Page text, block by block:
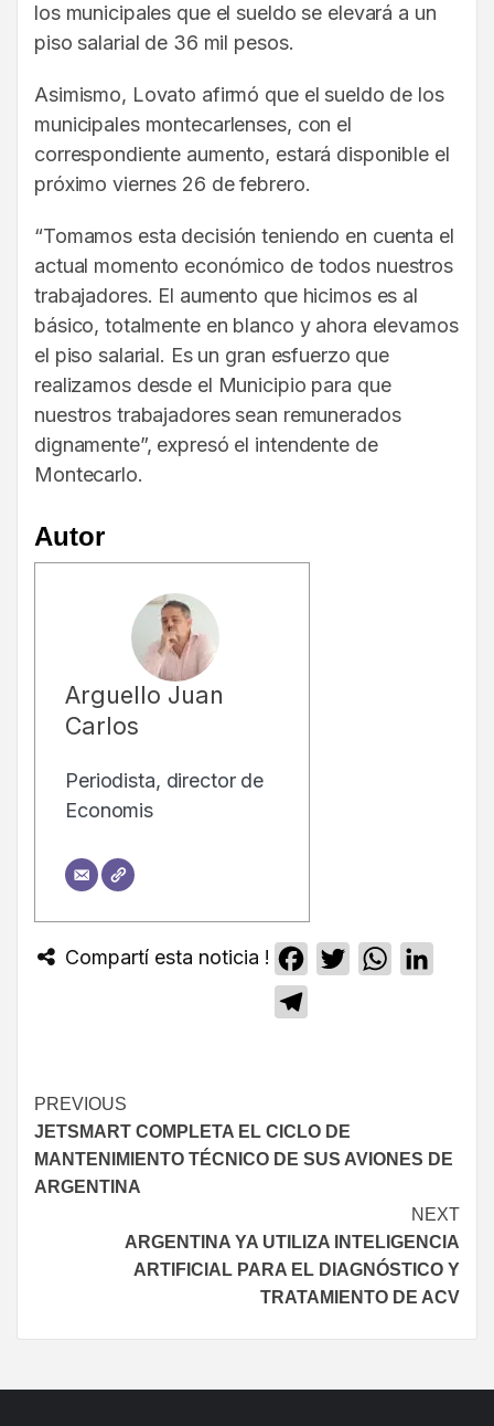
los municipales que el sueldo se elevará a un
piso salarial de 36 mil pesos.
Asimismo, Lovato afirmó que el sueldo de los
municipales montecarlenses, con el
correspondiente aumento, estará disponible el
próximo viernes 26 de febrero.
“Tomamos esta decisión teniendo en cuenta el
actual momento económico de todos nuestros
trabajadores. El aumento que hicimos es al
básico, totalmente en blanco y ahora elevamos
el piso salarial. Es un gran esfuerzo que
realizamos desde el Municipio para que
nuestros trabajadores sean remunerados
dignamente”, expresó el intendente de
Montecarlo.
Autor
Arguello Juan
Carlos
Periodista, director de
Economis
Compartí esta noticia ! Facebook
TwitterWhatsApp
PREVIOUS
JETSMART COMPLETA EL CICLO DE
MANTENIMIENTO TÉCNICO DE SUS AVIONES DE
ARGENTINA
NEXT
ARGENTINA YA UTILIZA INTELIGENCIA
ARTIFICIAL PARA EL DIAGNÓSTICO Y
TRATAMIENTO DE ACV